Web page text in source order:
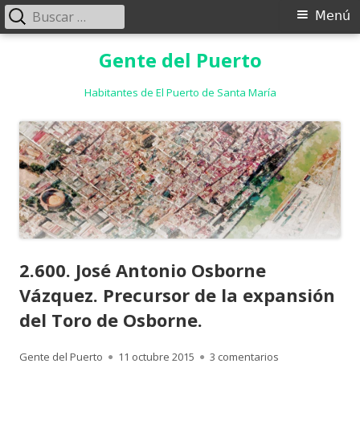
Gente del Puerto
Habitantes de El Puerto de Santa María
Menú
Menú
Buscar:
2.600. José Antonio Osborne
Vázquez. Precursor de la expansión
del Toro de Osborne.
Autor
Gente del Puerto
Publicado
11 octubre 2015 3 comentarios